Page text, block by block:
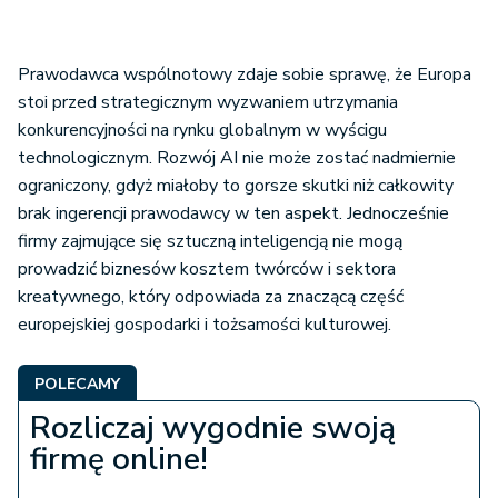
stoi przed strategicznym wyzwaniem utrzymania
konkurencyjności na rynku globalnym w wyścigu
technologicznym. Rozwój AI nie może zostać nadmiernie
ograniczony, gdyż miałoby to gorsze skutki niż całkowity
brak ingerencji prawodawcy w ten aspekt. Jednocześnie
firmy zajmujące się sztuczną inteligencją nie mogą
prowadzić biznesów kosztem twórców i sektora
kreatywnego, który odpowiada za znaczącą część
europejskiej gospodarki i tożsamości kulturowej.
POLECAMY
Rozliczaj wygodnie swoją
firmę online!